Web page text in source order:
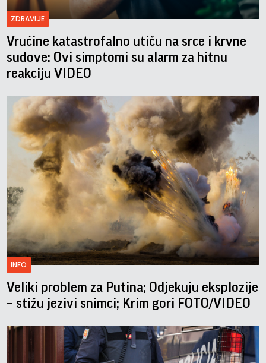
ZDRAVLJE
Vrućine katastrofalno utiču na srce i krvne
sudove: Ovi simptomi su alarm za hitnu
reakciju VIDEO
INFO
Veliki problem za Putina; Odjekuju eksplozije
– stižu jezivi snimci; Krim gori FOTO/VIDEO